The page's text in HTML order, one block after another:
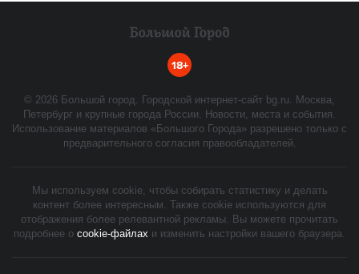
18+
© 2026 Большой город. Городской интернет-сайт bg.ru. Москва,
Петербург и крупные города России. Новости, места и события.
Использование материалов «Большого Города» разрешено только с
предварительного согласия правообладателей.
Мы используем cookie, чтобы собирать статистику и делать
контент более интересным. Также cookie используются для
отображения более релевантной рекламы. Вы можете прочитать
подробнее о cookie-файлах и изменить настройки вашего браузера.